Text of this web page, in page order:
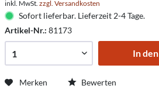
inkl. MwSt. zzgl. Versandkosten
Sofort lieferbar. Lieferzeit 2-4 Tage.
Artikel-Nr.: 81173
In den
Merken Bewerten